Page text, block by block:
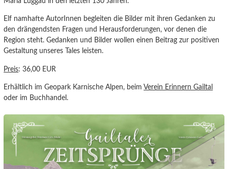
Elf namhafte AutorInnen begleiten die Bilder mit ihren Gedanken zu
den drängendsten Fragen und Herausforderungen, vor denen die
Region steht. Gedanken und Bilder wollen einen Beitrag zur positiven
Gestaltung unseres Tales leisten.
Preis: 36,00 EUR
Erhältlich im Geopark Karnische Alpen, beimVerein Erinnern Gailtal
oder im Buchhandel.